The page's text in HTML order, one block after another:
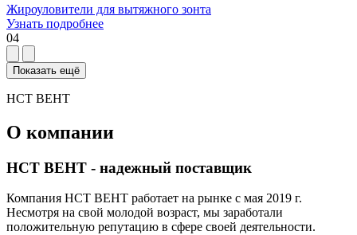
Жироуловители для вытяжного зонта
Узнать подробнее
04
Показать ещё
НСТ ВЕНТ
О компании
НСТ ВЕНТ - надежный поставщик
Компания НСТ ВЕНТ работает на рынке с мая 2019 г.
Несмотря на свой молодой возраст, мы заработали
положительную репутацию в сфере своей деятельности.